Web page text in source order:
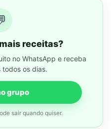
receitas?
no WhatsApp e receba
todos os dias.
grupo
sair quando quiser.